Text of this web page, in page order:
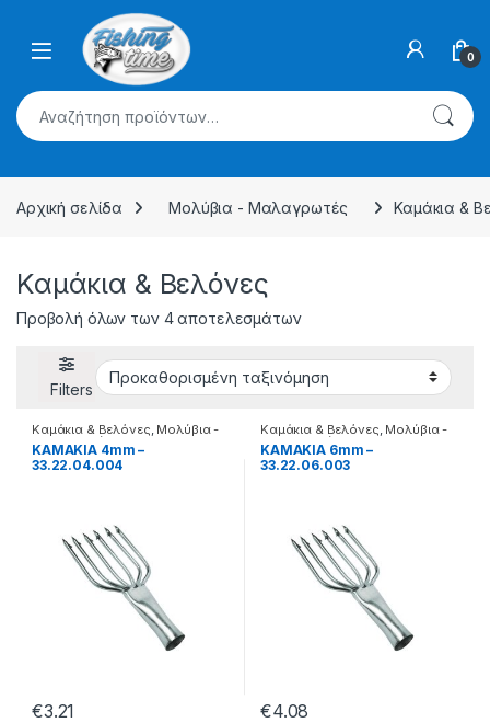
Skip to navigation
0
Αναζήτηση για:
Αρχική σελίδα Μολύβια - Μαλαγρωτές Καμάκια &
Καμάκια & Βελόνες
Προβολή όλων των 4 αποτελεσμάτων
Filters
Καμάκια & Βελόνες, Μολύβια -
Μαλαγρωτές
ΚΑΜΑΚΙΑ 4mm –
33.22.04.004
€3.21
Καμάκια & Βελόνες, Μολύβια -
Μαλαγρωτές
ΚΑΜΑΚΙΑ 6mm –
33.22.06.003
€4.08